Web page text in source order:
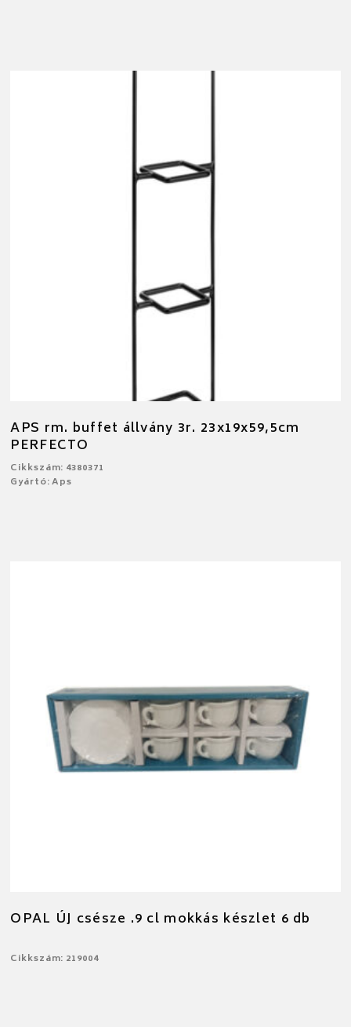
APS rm. buffet állvány 3r. 23x19x59,5cm
PERFECTO
Cikkszám: 4380371
Gyártó: Aps
OPAL ÚJ csésze .9 cl mokkás készlet 6 db
Cikkszám: 219004